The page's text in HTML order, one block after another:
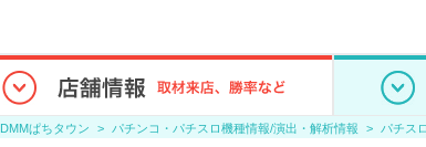
DMMぱちタウン パチンコ・パチスロ機種情報/演出・解析情報 パチス